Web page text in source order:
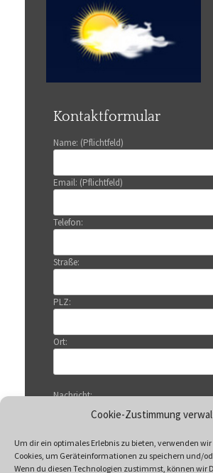
Cookie-Zustimmung
Um dir ein optimales Erlebnis zu bieten, verwenden
Cookies, um Geräteinformationen zu speichern und/
Wenn du diesen Technologien zustimmst, können wir
Kontaktformular
Name: (Pflichtfeld)
Email: (Pflichtfeld)
Telefon:
Straße:
PLZ:
Ort:
Nachricht: